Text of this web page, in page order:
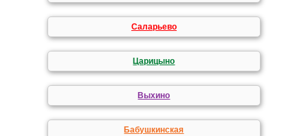
Саларьево
Царицыно
Выхино
Бабушкинская